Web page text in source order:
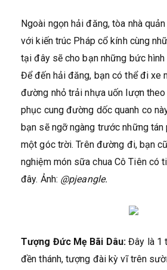
Ngoài ngọn hải đăng, tòa nhà
với kiến trúc Pháp cổ kính cùng
tại đây sẽ cho bạn những bức hình
Để đến hải đăng, bạn có thể đi xe
đường nhỏ trải nhựa uốn lượn theo
phục cung đường dốc quanh co
bạn sẽ ngỡ ngàng trước những
một góc trời. Trên đường đi, bạn
nghiệm món sữa chua Cô Tiên có
đây. Ảnh: @pjeangle.
Tượng Đức Mẹ Bãi Dâu:Đây là 1
đền thánh, tượng đài kỳ vĩ trên